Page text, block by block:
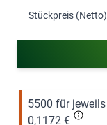
Stückpreis (Netto)
5500 für jeweils
0,1172 €